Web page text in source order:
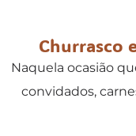
Churrasco
Naquela ocasião
convidados,